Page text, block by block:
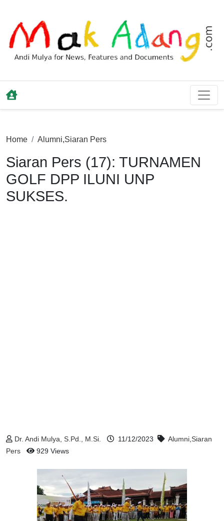
Home Alumni,Siaran Pers
Siaran Pers (17): TURNAMEN
GOLF DPP ILUNI UNP
SUKSES.
Dr. Andi Mulya, S.Pd., M.Si. 11/12/2023 Alumni,Siaran
Pers
929 Views